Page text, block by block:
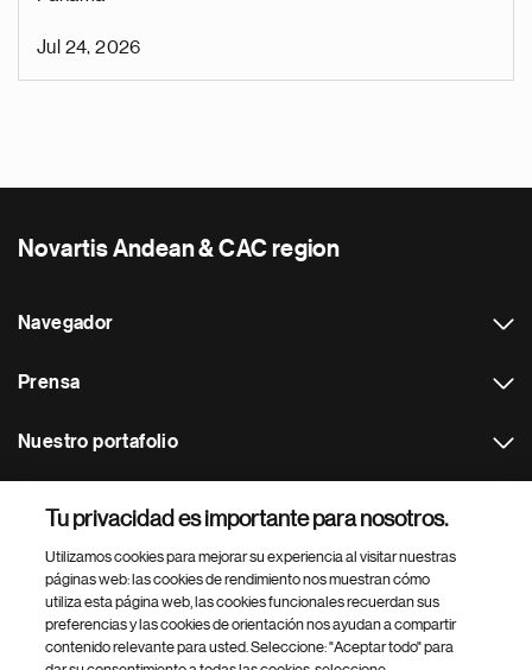
Jul 24, 2026
Novartis Andean & CAC region
Navegador
Prensa
Nuestro portafolio
Footer Site Search
Tu privacidad es importante para nosotros.
Utilizamos cookies para mejorar su experiencia al visitar nuestras
páginas web: las cookies de rendimiento nos muestran cómo
utiliza esta página web, las cookies funcionales recuerdan sus
preferencias y las cookies de orientación nos ayudan a compartir
contenido relevante para usted. Seleccione: "Aceptar todo" para